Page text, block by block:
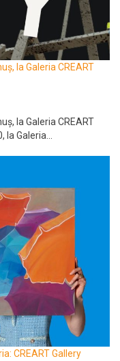
la Galeria CREART
la Galeria CREART
la Galeria...
CREART Gallery